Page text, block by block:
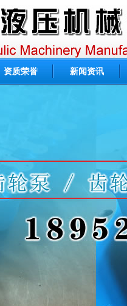
资质荣誉 新闻资讯